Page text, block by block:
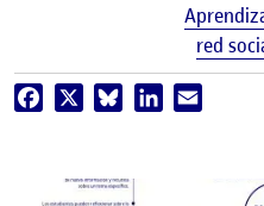
red
Facebook BlueskyLinkedIn